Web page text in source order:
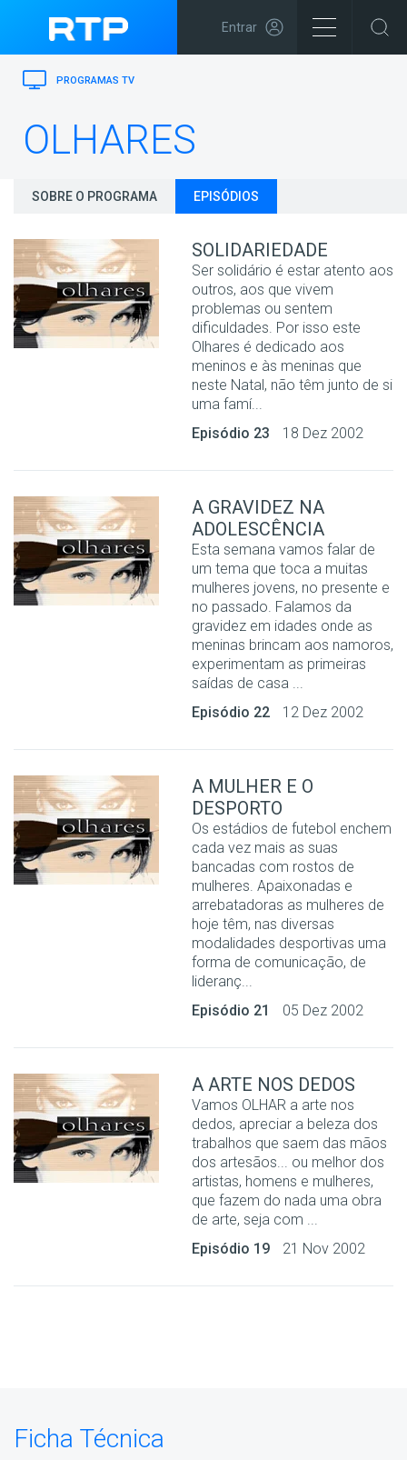
Entrar
PROGRAMAS TV
OLHARES
SOBRE O PROGRAMA EPISÓDIOS
SOLIDARIEDADE
Ser solidário é estar atento aos
outros, aos que vivem
problemas ou sentem
dificuldades. Por isso este
Olhares é dedicado aos
meninos e às meninas que
neste Natal, não têm junto de si
uma famí...
Episódio 23
18 Dez 2002
A GRAVIDEZ NA
ADOLESCÊNCIA
Esta semana vamos falar de
um tema que toca a muitas
mulheres jovens, no presente e
no passado. Falamos da
gravidez em idades onde as
meninas brincam aos namoros,
experimentam as primeiras
saídas de casa ...
Episódio 22
12 Dez 2002
A MULHER E O
DESPORTO
Os estádios de futebol enchem
cada vez mais as suas
bancadas com rostos de
mulheres. Apaixonadas e
arrebatadoras as mulheres de
hoje têm, nas diversas
modalidades desportivas uma
forma de comunicação, de
lideranç...
Episódio 21
05 Dez 2002
A ARTE NOS DEDOS
Vamos OLHAR a arte nos
dedos, apreciar a beleza dos
trabalhos que saem das mãos
dos artesãos... ou melhor dos
artistas, homens e mulheres,
que fazem do nada uma obra
de arte, seja com ...
Episódio 19
21 Nov 2002
Ficha Técnica